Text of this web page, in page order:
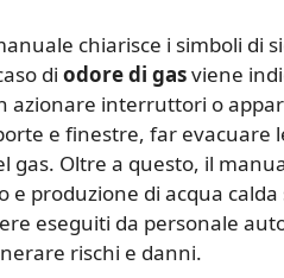
chiarisce i simboli di
di odore di gasviene
azionare interruttori o
e finestre, far evacuare
gas. Oltre a questo, il
e produzione di acqua
eseguiti da personale
rischi e danni.